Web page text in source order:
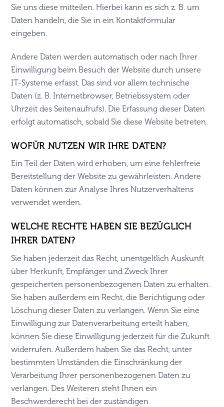
Sie uns diese mitteilen. Hierbei kann es sich z. B. um
Daten handeln, die Sie in ein Kontaktformular
eingeben.
Andere Daten werden automatisch oder nach Ihrer
Einwilligung beim Besuch der Website durch unsere
IT-Systeme erfasst. Das sind vor allem technische
Daten (z. B. Internetbrowser, Betriebssystem oder
Uhrzeit des Seitenaufrufs). Die Erfassung dieser Daten
erfolgt automatisch, sobald Sie diese Website betreten.
WOFÜR NUTZEN WIR IHRE DATEN?
Ein Teil der Daten wird erhoben, um eine fehlerfreie
Bereitstellung der Website zu gewährleisten. Andere
Daten können zur Analyse Ihres Nutzerverhaltens
verwendet werden.
WELCHE RECHTE HABEN SIE BEZÜGLICH
IHRER DATEN?
Sie haben jederzeit das Recht, unentgeltlich Auskunft
über Herkunft, Empfänger und Zweck Ihrer
gespeicherten personenbezogenen Daten zu erhalten.
Sie haben außerdem ein Recht, die Berichtigung oder
Löschung dieser Daten zu verlangen. Wenn Sie eine
Einwilligung zur Datenverarbeitung erteilt haben,
können Sie diese Einwilligung jederzeit für die Zukunft
widerrufen. Außerdem haben Sie das Recht, unter
bestimmten Umständen die Einschränkung der
Verarbeitung Ihrer personenbezogenen Daten zu
verlangen. Des Weiteren steht Ihnen ein
Beschwerderecht bei der zuständigen